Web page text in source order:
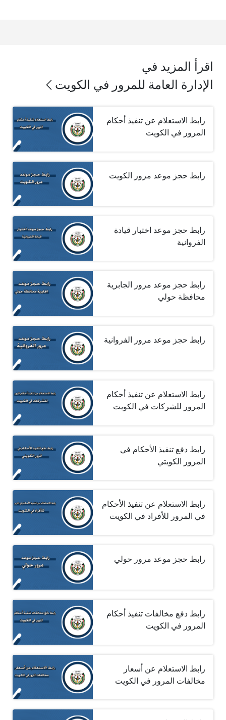
اقرأ المزيد في
الإدارة العامة للمرور في الكويت
رابط الاستعلام عن تنفيذ أحكام
المرور في الكويت
رابط حجز موعد مرور الكويت
رابط حجز موعد اختبار قيادة
الفروانية
رابط حجز موعد مرور الجابرية
محافظة حولي
رابط حجز موعد مرور الفروانية
رابط الاستعلام عن تنفيذ أحكام
المرور للشركات في الكويت
رابط دفع تنفيذ الأحكام في
المرور الكويتي
رابط الاستعلام عن تنفيذ الأحكام
في المرور للأفراد في الكويت
رابط حجز موعد مرور حولي‎ ‎
رابط دفع مخالفات تنفيذ أحكام
المرور في الكويت
رابط الاستعلام عن أسعار
مخالفات المرور في الكويت